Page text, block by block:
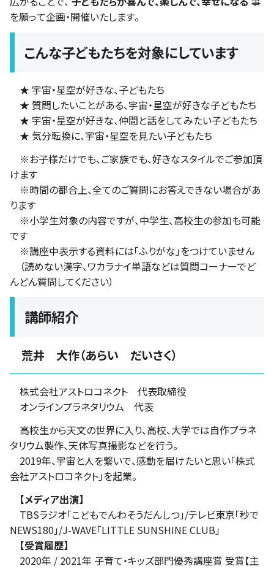
を願って企画・開催いたします。
こんな子どもたちを対象にしています
★ 宇宙・星空が好きな、子どもたち
★ 質問したいことがある、宇宙・星空が好きな子どもたち
★ 宇宙・星空が好きな、仲間と話をしてみたい子どもたち
★ 気分転換に、宇宙・星空を見たい子どもたち
※お子様だけでも、ご家族でも、好きなスタイルでご参加頂
けます
※時間の都合上、全てのご質問にお答えできない場合があ
ります
※小学生対象の内容ですが、中学生、高校生の参加も可能
です
※講座中表示する資料には「ふりがな」をつけていません
（読めない漢字、ワカラナイ単語などは質問コーナーでど
んどん質問してください）
講師紹介
荒井 大作（あらい だいさく）
株式会社アストロコネクト 代表取締役
オンラインプラネタリウム 代表
高校生から天文の世界に入り、高校、大学では自作プラネ
タリウム製作、天体写真撮影などを行う。
2019年、宇宙と人を繋いで、感動を届けたいと思い「株式
会社アストロコネクト」を起業。
【メディア出演】
TBSラジオ「こどもでんわそうだんしつ」/テレビ東京「秒で
NEWS180」/J-WAVE「LITTLE SUNSHINE CLUB」
【受賞履歴】
2020年 / 2021年 子育て・キッズ部門優秀講座賞 受賞【主